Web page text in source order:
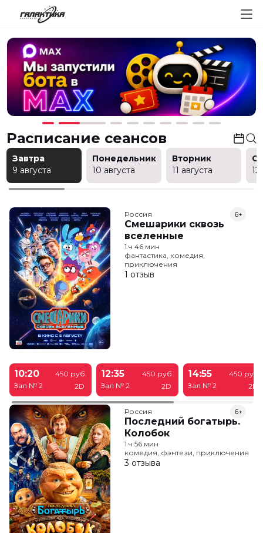
Расписание сеансов
Завтра
9 августа
Понедельник
10 августа
Вторник
11 августа
12
Россия
Смешарики сквозь
вселенные
6+
1 ч 46 мин
фантастика, комедия,
приключения
1 отзыв
10:20
Зал № 2
450 руб.
2D
12:35
Зал № 2
450 руб.
2D
14:55
Зал № 2
450 руб.
2D
Россия
Последний богатырь.
Колобок
6+
1 ч 56 мин
комедия, фэнтези, приключения
3 отзыва